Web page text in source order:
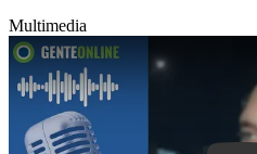
Multimedia